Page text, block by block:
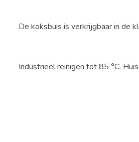
De koksbuis is verkrijgbaar in de
Industrieel reinigen tot 85 °C.